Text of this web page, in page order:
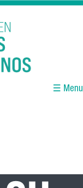
☰ Menu